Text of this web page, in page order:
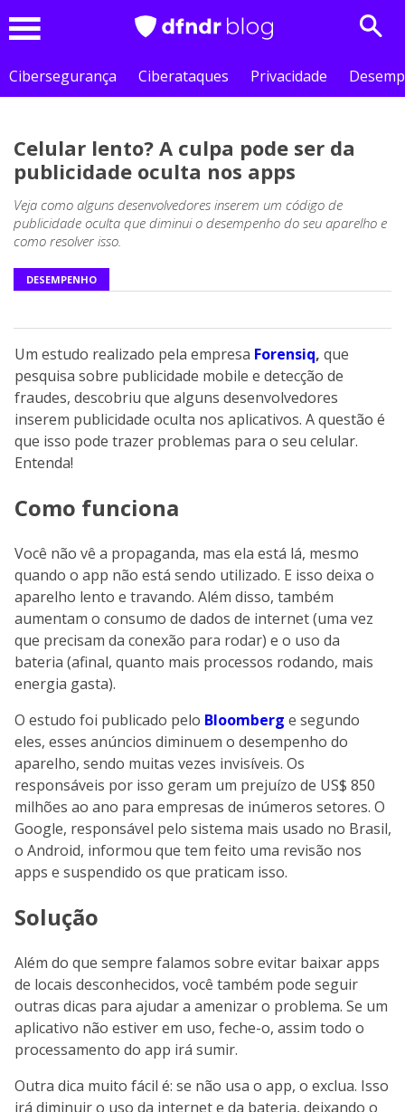
Cibersegurança
Ciberataques Privacidade
Celular lento? A culpa pode ser da
publicidade oculta nos apps
Veja como alguns desenvolvedores inserem um código de
publicidade oculta que diminui o desempenho do seu aparelho e
como resolver isso.
DESEMPENHO
Um estudo realizado pela empresa Forensiq, que
pesquisa sobre publicidade mobile e detecção de
fraudes, descobriu que alguns desenvolvedores
inserem publicidade oculta nos aplicativos. A questão é
que isso pode trazer problemas para o seu celular.
Entenda!
Como funciona
Você não vê a propaganda, mas ela está lá, mesmo
quando o app não está sendo utilizado. E isso deixa o
aparelho lento e travando. Além disso, também
aumentam o consumo de dados de internet (uma vez
que precisam da conexão para rodar) e o uso da
bateria (afinal, quanto mais processos rodando, mais
energia gasta).
O estudo foi publicado pelo Bloomberg e segundo
eles, esses anúncios diminuem o desempenho do
aparelho, sendo muitas vezes invisíveis. Os
responsáveis por isso geram um prejuízo de US$ 850
milhões ao ano para empresas de inúmeros setores. O
Google, responsável pelo sistema mais usado no Brasil,
o Android, informou que tem feito uma revisão nos
apps e suspendido os que praticam isso.
Solução
Além do que sempre falamos sobre evitar baixar apps
de locais desconhecidos, você também pode seguir
outras dicas para ajudar a amenizar o problema. Se um
aplicativo não estiver em uso, feche-o, assim todo o
processamento do app irá sumir.
Outra dica muito fácil é: se não usa o app, o exclua. Isso
irá diminuir o uso da internet e da bateria, deixando o